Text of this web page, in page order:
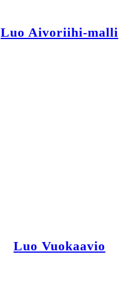
Luo Aivoriihi-malli
Luo Vuokaavio